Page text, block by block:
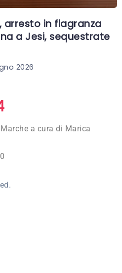
arresto in flagranza
a Jesi, sequestrate
2026
a cura di Marica